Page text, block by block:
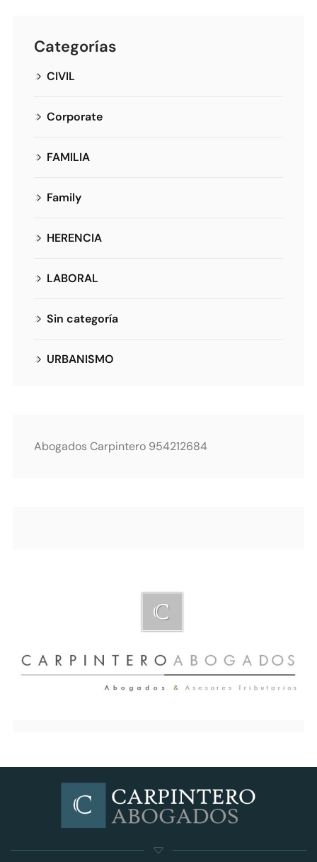
Categorías
CIVIL
Corporate
FAMILIA
Family
HERENCIA
LABORAL
Sin categoría
URBANISMO
Abogados Carpintero 954212684